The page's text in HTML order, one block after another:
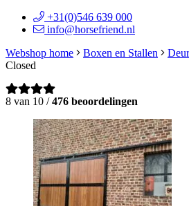
+31(0)546 639 000
info@horsefriend.nl
Webshop home
Boxen en Stallen
Closed
8 van 10 /476 beoordelingen